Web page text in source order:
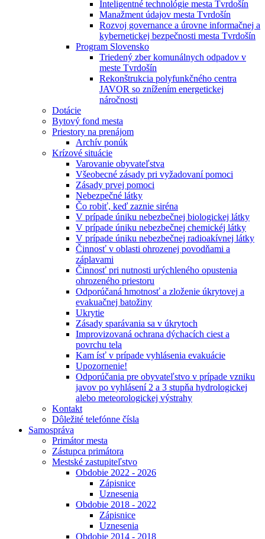
Inteligentné technológie mesta Tvrdošín
Manažment údajov mesta Tvrdošín
Rozvoj governance a úrovne informačnej a
kybernetickej bezpečnosti mesta Tvrdošín
Program Slovensko
Triedený zber komunálnych odpadov v
meste Tvrdošín
Rekonštrukcia polyfunkčného centra
JAVOR so znížením energetickej
náročnosti
Dotácie
Bytový fond mesta
Priestory na prenájom
Archív ponúk
Krízové situácie
Varovanie obyvateľstva
Všeobecné zásady pri vyžadovaní pomoci
Zásady prvej pomoci
Nebezpečné látky
Čo robiť, keď zaznie siréna
V prípade úniku nebezbečnej biologickej látky
V prípade úniku nebezbečnej chemickéj látky
V prípade úniku nebezbečnej radioakívnej látky
Činnosť v oblasti ohrozenej povodňami a
záplavami
Činnosť pri nutnosti urýchleného opustenia
ohrozeného priestoru
Odporúčaná hmotnosť a zloženie úkrytovej a
evakuačnej batožiny
Ukrytie
Zásady sparávania sa v úkrytoch
Improvizovaná ochrana dýchacích ciest a
povrchu tela
Kam ísť v prípade vyhlásenia evakuácie
Upozornenie!
Odporúčania pre obyvateľstvo v prípade vzniku
javov po vyhlásení 2 a 3 stupňa hydrologickej
alebo meteorologickej výstrahy
Kontakt
Dôležité telefónne čísla
Samospráva
Primátor mesta
Zástupca primátora
Mestské zastupiteľstvo
Obdobie 2022 - 2026
Zápisnice
Uznesenia
Obdobie 2018 - 2022
Zápisnice
Uznesenia
Obdobie 2014 - 2018